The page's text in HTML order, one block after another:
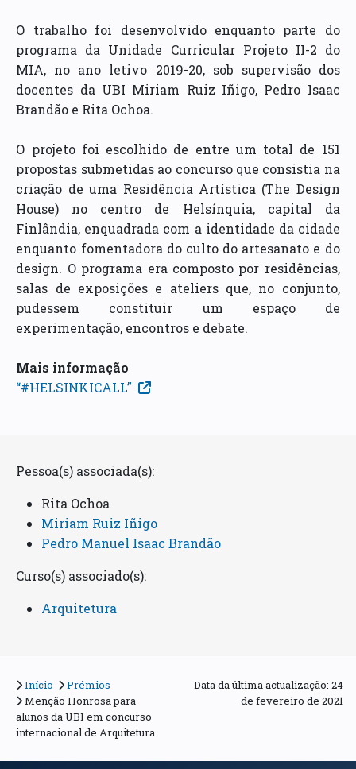
O trabalho foi desenvolvido enquanto parte do
programa da Unidade Curricular Projeto II-2 do
MIA, no ano letivo 2019-20, sob supervisão dos
docentes da UBI Miriam Ruiz Iñigo, Pedro Isaac
Brandão e Rita Ochoa.
O projeto foi escolhido de entre um total de 151
propostas submetidas ao concurso que consistia na
criação de uma Residência Artística (The Design
House) no centro de Helsínquia, capital da
Finlândia, enquadrada com a identidade da cidade
enquanto fomentadora do culto do artesanato e do
design. O programa era composto por residências,
salas de exposições e ateliers que, no conjunto,
pudessem constituir um espaço de
experimentação, encontros e debate.
Mais informação
“#HELSINKICALL”
Pessoa(s) associada(s):
Rita Ochoa
Miriam Ruiz Iñigo
Pedro Manuel Isaac Brandão
Curso(s) associado(s):
Arquitetura
Início
Prémios
Menção Honrosa para
alunos da UBI em concurso
internacional de Arquitetura
Data da última actualização: 24
de fevereiro de 2021